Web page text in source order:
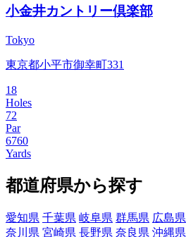
小金井カントリー倶楽部
Tokyo
東京都小平市御幸町331
18
Holes
72
Par
6760
Yards
都道府県から探す
愛知県 千葉県 岐阜県 群馬県 広島県
奈川県 宮崎県 長野県 奈良県 沖縄県